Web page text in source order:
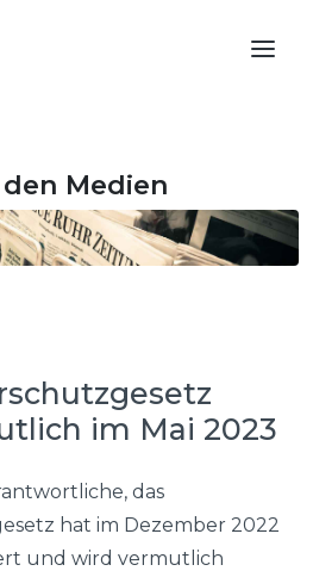
Medien
im Mai 2023
das
hat im Dezember 2022
und wird vermutlich